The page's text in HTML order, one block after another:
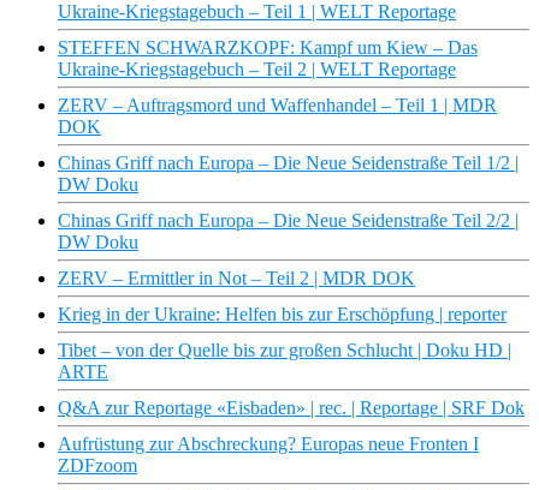
Ukraine-Kriegstagebuch – Teil 1 | WELT Reportage
STEFFEN SCHWARZKOPF: Kampf um Kiew – Das
Ukraine-Kriegstagebuch – Teil 2 | WELT Reportage
ZERV – Auftragsmord und Waffenhandel – Teil 1 | MDR
DOK
Chinas Griff nach Europa – Die Neue Seidenstraße Teil 1/2 |
DW Doku
Chinas Griff nach Europa – Die Neue Seidenstraße Teil 2/2 |
DW Doku
ZERV – Ermittler in Not – Teil 2 | MDR DOK
Krieg in der Ukraine: Helfen bis zur Erschöpfung | reporter
Tibet – von der Quelle bis zur großen Schlucht | Doku HD |
ARTE
Q&A zur Reportage «Eisbaden» | rec. | Reportage | SRF Dok
Aufrüstung zur Abschreckung? Europas neue Fronten I
ZDFzoom